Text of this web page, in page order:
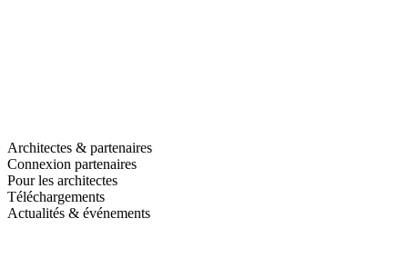
Architectes & partenaires
Connexion partenaires
Pour les architectes
Téléchargements
Actualités & événements